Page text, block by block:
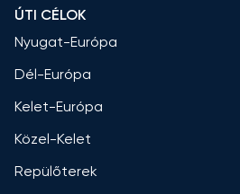
ÚTI CÉLOK
Nyugat-Európa
Dél-Európa
Kelet-Európa
Közel-Kelet
Repülőterek